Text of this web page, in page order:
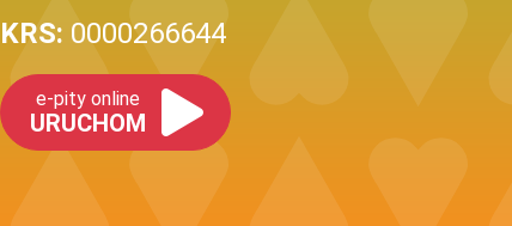
KRS: 0000266644
e-pity online
URUCHOM